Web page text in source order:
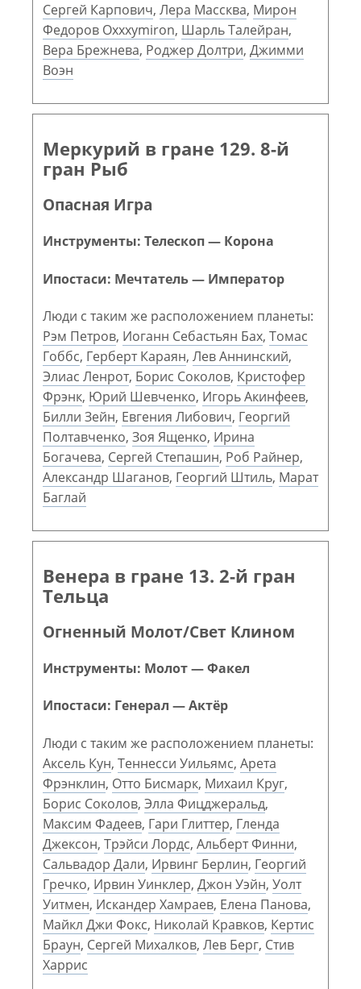
Сергей Карпович, Лера Массква, Мирон
Федоров Oxxxymiron, Шарль Талейран,
Вера Брежнева, Роджер Долтри, Джимми
Воэн
Меркурий в гране 129. 8-й
гран Рыб
Опасная Игра
Инструменты: Телескоп — Корона
Ипостаси: Мечтатель — Император
Люди с таким же расположением планеты:
Рэм Петров, Иоганн Себастьян Бах, Томас
Гоббс, Герберт Караян, Лев Аннинский,
Элиас Ленрот, Борис Соколов, Кристофер
Фрэнк, Юрий Шевченко, Игорь Акинфеев,
Билли Зейн, Евгения Либович, Георгий
Полтавченко, Зоя Ященко, Ирина
Богачева, Сергей Степашин, Роб Райнер,
Александр Шаганов, Георгий Штиль, Марат
Баглай
Венера в гране 13. 2-й гран
Тельца
Огненный Молот/Свет Клином
Инструменты: Молот — Факел
Ипостаси: Генерал — Актёр
Люди с таким же расположением планеты:
Аксель Кун, Теннесси Уильямс, Арета
Фрэнклин, Отто Бисмарк, Михаил Круг,
Борис Соколов, Элла Фицджеральд,
Максим Фадеев, Гари Глиттер, Гленда
Джексон, Трэйси Лордс, Альберт Финни,
Сальвадор Дали, Ирвинг Берлин, Георгий
Гречко, Ирвин Уинклер, Джон Уэйн, Уолт
Уитмен, Искандер Хамраев, Елена Панова,
Майкл Джи Фокс, Николай Кравков, Кертис
Браун, Сергей Михалков, Лев Берг, Стив
Харрис